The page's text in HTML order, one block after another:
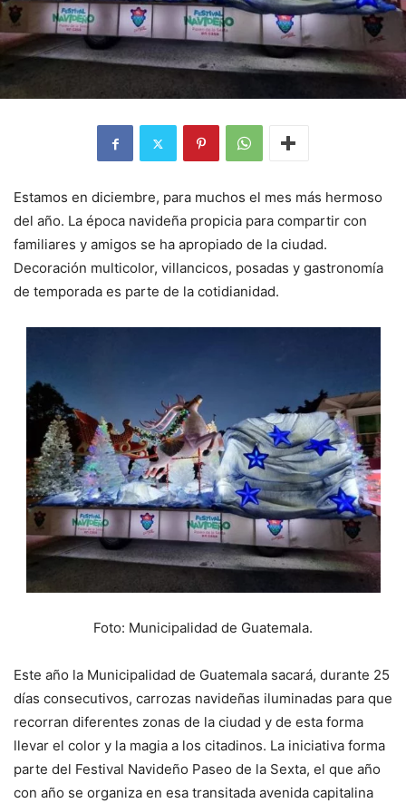
Estamos en diciembre, para muchos el mes más hermoso
del año. La época navideña propicia para compartir con
familiares y amigos se ha apropiado de la ciudad.
Decoración multicolor, villancicos, posadas y gastronomía
de temporada es parte de la cotidianidad.
Foto: Municipalidad de Guatemala.
Este año la Municipalidad de Guatemala sacará, durante 25
días consecutivos, carrozas navideñas iluminadas para que
recorran diferentes zonas de la ciudad y de esta forma
llevar el color y la magia a los citadinos. La iniciativa forma
parte del Festival Navideño Paseo de la Sexta, el que año
con año se organiza en esa transitada avenida capitalina